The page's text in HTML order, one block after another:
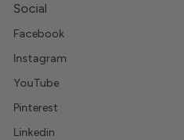
Social
Facebook
Instagram
YouTube
Pinterest
Linkedin